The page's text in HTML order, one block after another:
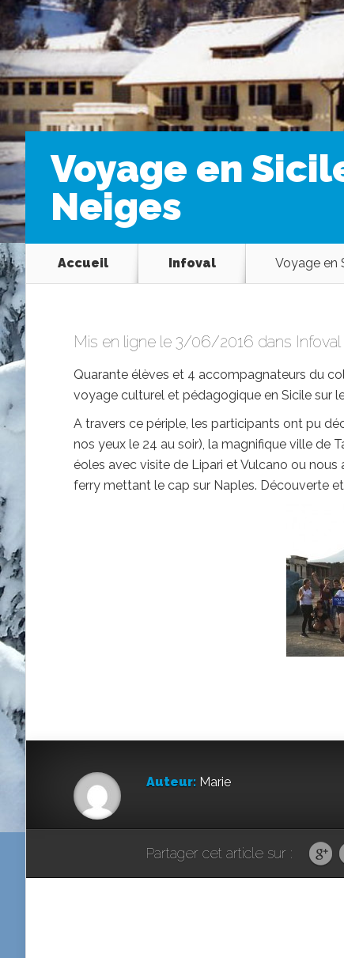
Voyage en
Neiges
Accueil Infoval Voyage en
Mis en ligne le 3/06/2016 dans Infoval|
Quarante élèves et 4 accompagnateurs du
voyage culturel et pédagogique en Sicile sur
A travers ce périple, les participants ont pu
nos yeux le 24 au soir), la magnifique ville de
éoles avec visite de Lipari et Vulcano ou nous
ferry mettant le cap sur Naples. Découverte
Auteur: Marie
Partager cet article sur :